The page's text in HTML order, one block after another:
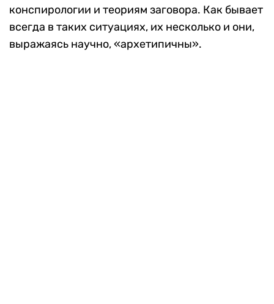
конспирологии и теориям заговора. Как бывает
всегда в таких ситуациях, их несколько и они,
выражаясь научно, «архетипичны».